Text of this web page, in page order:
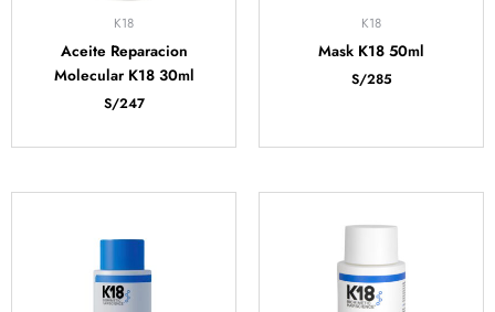
K18
Aceite Reparacion
Molecular K18 30ml
S/247
K18
Mask K18 50ml
S/285